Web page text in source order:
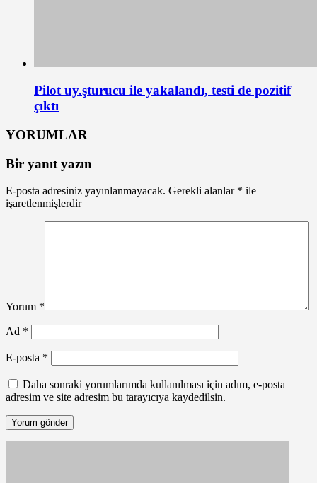
Pilot uy.şturucu ile yakalandı, testi de pozitif
çıktı
YORUMLAR
Bir yanıt yazın
E-posta adresiniz yayınlanmayacak. Gerekli alanlar * ile
işaretlenmişlerdir
Yorum *
Ad *
E-posta *
Daha sonraki yorumlarımda kullanılması için adım, e-posta
adresim ve site adresim bu tarayıcıya kaydedilsin.